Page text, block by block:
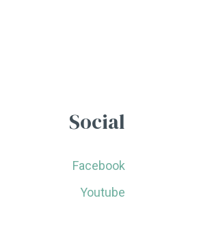
Social
Facebook
Youtube